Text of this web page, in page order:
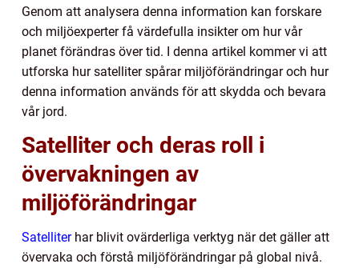
Genom att analysera denna information kan forskare
och miljöexperter få värdefulla insikter om hur vår
planet förändras över tid. I denna artikel kommer vi att
utforska hur satelliter spårar miljöförändringar och hur
denna information används för att skydda och bevara
vår jord.
Satelliter och deras roll i
övervakningen av
miljöförändringar
Satelliterhar blivit ovärderliga verktyg när det gäller att
övervaka och förstå miljöförändringar på global nivå.